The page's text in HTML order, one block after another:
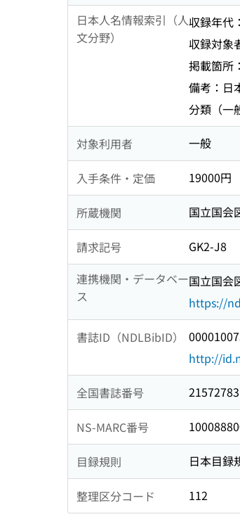
日本人名情報索引（人
文分野）
収録年代
収録対象
掲載箇所
備考：日
分類（一
対象利用者 一般
入手条件・定価 19000円
所蔵機関 国立国会
請求記号
GK2-J8
連携機関・データベー
ス
国立国会
https://
書誌ID（NDLBibID）
http://
全国書誌番号 21572783
NS-MARC番号
目録規則 日本目録
整理区分コード 112